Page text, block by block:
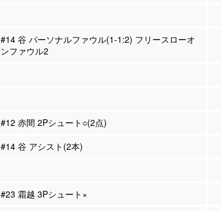
#14 谷 パーソナルファウル(1-1:2) フリースローオ
ンファウル2
#12 赤間 2Pシュート○(2点)
#14 谷 アシスト(2本)
#23 霜越 3Pシュート×